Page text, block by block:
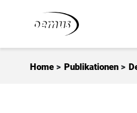
Home > Publikationen >